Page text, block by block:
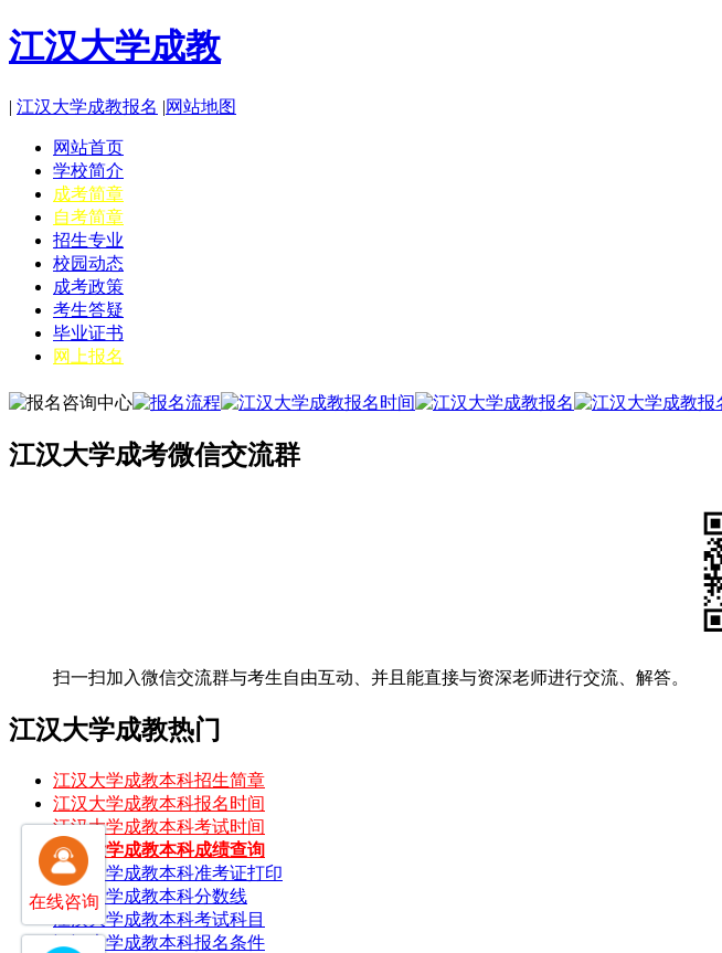
江汉大学成教
| 江汉大学成教报名 |网站地图
网站首页
学校简介
成考简章
自考简章
招生专业
校园动态
成考政策
考生答疑
毕业证书
网上报名
江汉大学成考微信交流群
扫一扫加入微信交流群与考生自由互动、并且能直接与资深老师进行交流、解答。
江汉大学成教热门
江汉大学成教本科招生简章
江汉大学成教本科报名时间
江汉大学成教本科考试时间
江汉大学成教本科成绩查询
江汉大学成教本科准考证打印
江汉大学成教本科分数线
江汉大学成教本科考试科目
江汉大学成教本科报名条件
在线咨询